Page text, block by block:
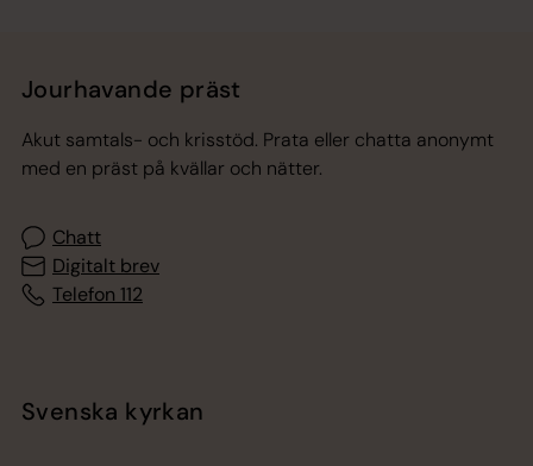
Jourhavande präst
Akut samtals- och krisstöd. Prata eller chatta anonymt
med en präst på kvällar och nätter.
Chatt
Digitalt brev
Telefon 112
Svenska kyrkan